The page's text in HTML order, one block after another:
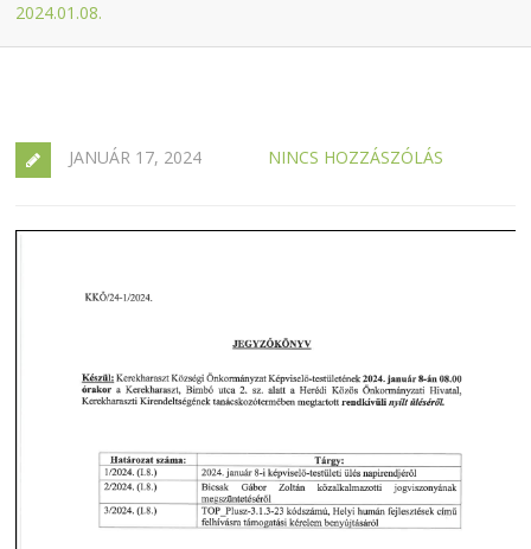
2024.01.08.
JANUÁR 17, 2024 NINCS HOZZÁSZÓLÁS